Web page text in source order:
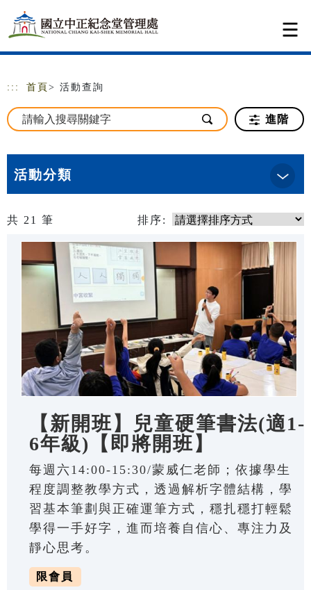
跳到主要內容
網站導覽
::: 首頁 > 活動查詢
進階
活動分類
共 21 筆 排序:
【新開班】兒童硬筆書法(適1-
6年級)【即將開班】
每週六14:00-15:30/蒙威仁老師；依據學生
程度調整教學方式，透過解析字體結構，學
習基本筆劃與正確運筆方式，穩扎穩打輕鬆
學得一手好字，進而培養自信心、專注力及
靜心思考。
限會員